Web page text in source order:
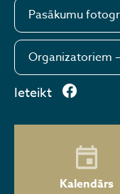
Pasākumu
Organizatoriem
Ieteikt
Kalendārs